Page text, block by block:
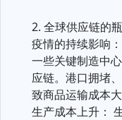
2. 全球供应链的
疫情的持续影响
一些关键制造中
应链。港口拥堵
致商品运输成本
生产成本上升：